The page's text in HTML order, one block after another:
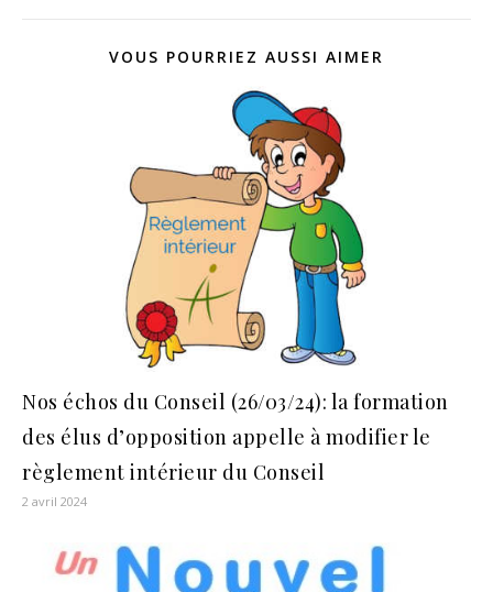
VOUS POURRIEZ AUSSI AIMER
Nos échos du Conseil (26/03/24): la formation
des élus d’opposition appelle à modifier le
règlement intérieur du Conseil
2 avril 2024